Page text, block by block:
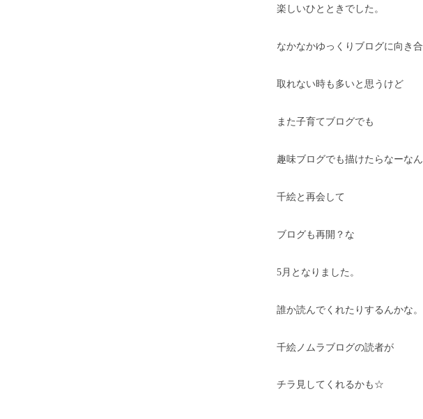
楽しいひとときでした。
なかなかゆっくりブログに向き
取れない時も多いと思うけど
また子育てブログでも
趣味ブログでも描けたらなーなん
千絵と再会して
ブログも再開？な
5月となりました。
誰か読んでくれたりするんかな
千絵ノムラブログの読者が
チラ見してくれるかも☆